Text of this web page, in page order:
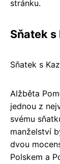
stránku.
Sňatek s
Sňatek s
Alžběta
jednou z
svému
manželství
dvou
Polskem a